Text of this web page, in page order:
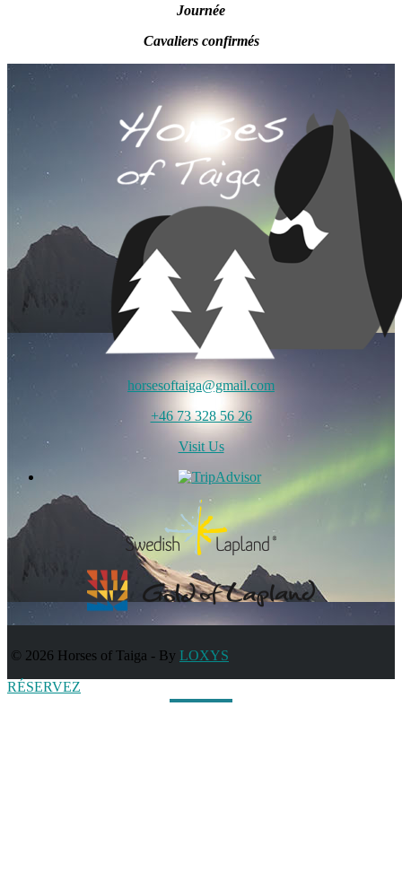
Journée
Cavaliers confirmés
horsesoftaiga@gmail.com
+46 73 328 56 26
Visit Us
© 2026 Horses of Taiga - By LOXYS
RÉSERVEZ